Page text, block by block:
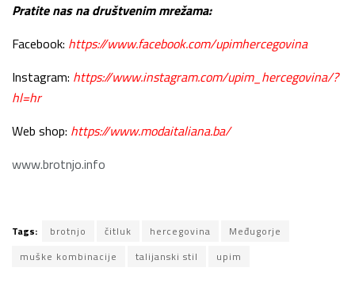
Pratite nas na društvenim mrežama:
Facebook: https://www.facebook.com/upimhercegovina
Instagram: https://www.instagram.com/upim_hercegovina/?
hl=hr
Web shop: https://www.modaitaliana.ba/
www.brotnjo.info
Tags: brotnjo čitluk hercegovina
Međugorje
muške kombinacije
talijanski stil upim